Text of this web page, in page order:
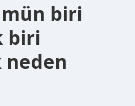
biri
biri
neden